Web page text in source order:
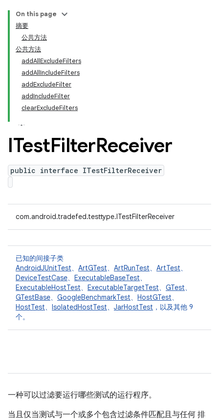
On this page
摘要
公共方法
公共方法
addAllExcludeFilters
addAllIncludeFilters
addExcludeFilter
addIncludeFilter
clearExcludeFilters
ITestFilterReceiver
public interface ITestFilterReceiver
com.android.tradefed.testtype.ITestFilterReceiver
已知的间接子类
AndroidJUnitTest、 ArtGTest、 ArtRunTest、 ArtTest、
DeviceTestCase、 ExecutableBaseTest、
ExecutableHostTest、 ExecutableTargetTest、 GTest、
GTestBase、 GoogleBenchmarkTest、 HostGTest、
HostTest、 IsolatedHostTest、 JarHostTest ，以及其他 9
个。
一种可以过滤要运行哪些测试的运行程序。
当且仅当测试与一个或多个包含过滤条件匹配且与任何 排